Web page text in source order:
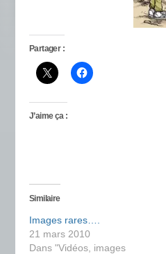
Partager :
J’aime ça :
Similaire
Images rares….
21 mars 2010
Dans "Vidéos, images